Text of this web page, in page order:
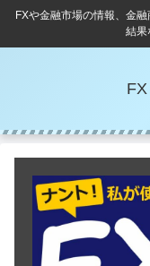
FXや金融市場の情報、金
結果